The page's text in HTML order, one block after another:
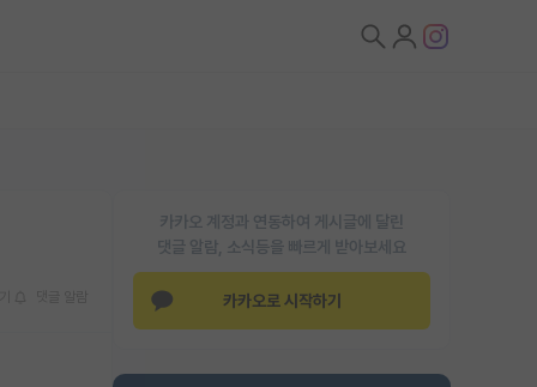
카카오 계정과 연동하여 게시글에 달린
댓글 알람, 소식등을 빠르게 받아보세요
카카오로 시작하기